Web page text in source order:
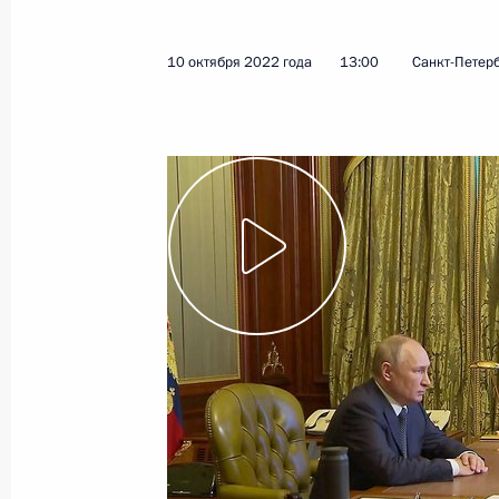
10 октября 2022 года 13:00 Санкт-